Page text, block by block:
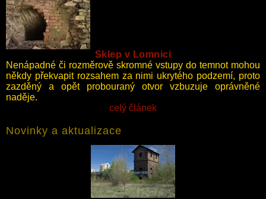
Sklep v Lomnici
Nenápadné či rozměrově skromné vstupy do temnot mohou
někdy překvapit rozsahem za nimi ukrytého podzemí, proto
zazděný a opět probouraný otvor vzbuzuje oprávněné
naděje.
celý článek
Novinky a aktualizace